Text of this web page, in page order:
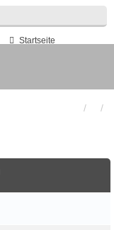
Startseite